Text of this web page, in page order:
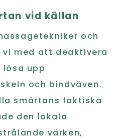
vid källan
och
med att deaktivera
lösa upp
och bindväven.
smärtans faktiska
den lokala
värken,